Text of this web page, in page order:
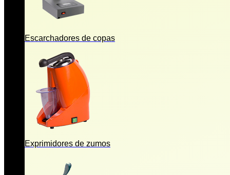
Escarchadores de copas
Exprimidores de zumos